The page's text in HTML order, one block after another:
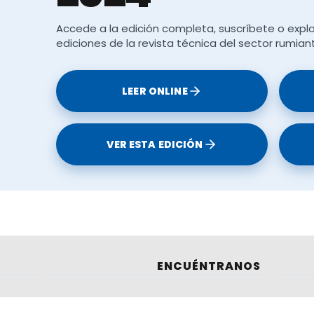
controlar las infecciones bacterianas
la infección vírica y además puede generar
evitarse.
de un antiséptico-analgésico tópico mejora la
(Gómez et al., 2024).
la prevención y control de esta enfermedad
et al., 2024)
Accede a la edición completa, suscríbete o
ediciones de la revista técnica del sector
LEER ONLINE
VER ESTA EDICIÓN
ENCUÉNTRANOS